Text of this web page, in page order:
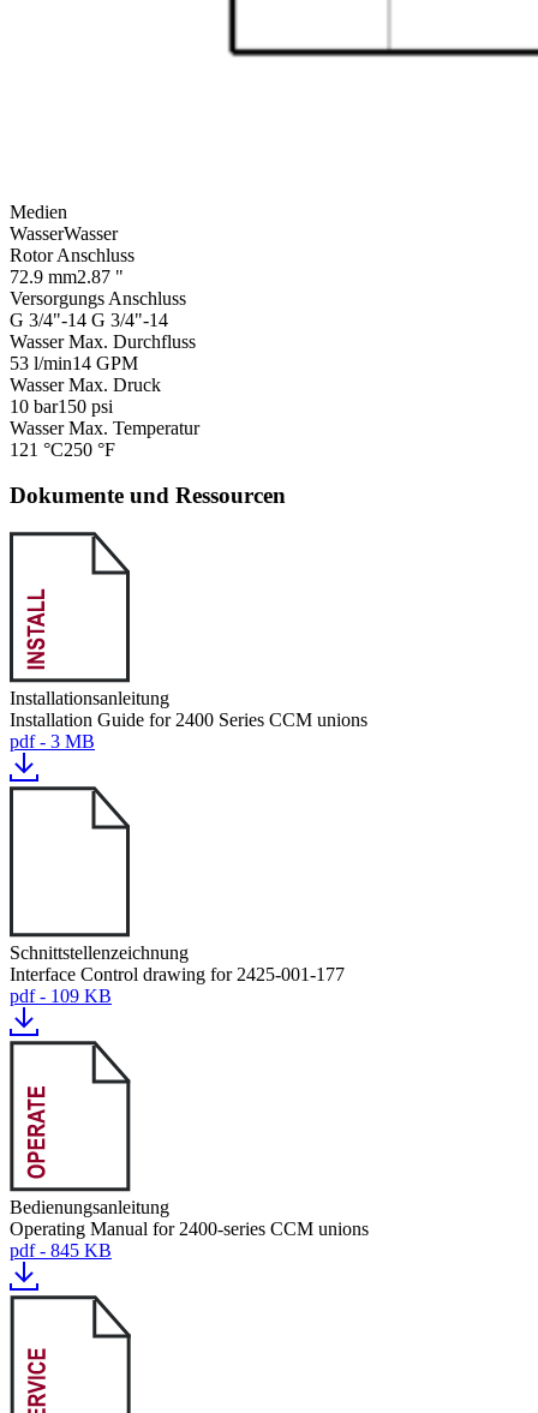
Medien
WasserWasser
Rotor Anschluss
72.9 mm2.87 "
Versorgungs Anschluss
G 3/4"-14 G 3/4"-14
Wasser Max. Durchfluss
53 l/min14 GPM
Wasser Max. Druck
10 bar150 psi
Wasser Max. Temperatur
121 °C250 °F
Dokumente und Ressourcen
Installationsanleitung
Installation Guide for 2400 Series CCM unions
pdf - 3 MB
Schnittstellenzeichnung
Interface Control drawing for 2425-001-177
pdf - 109 KB
Bedienungsanleitung
Operating Manual for 2400-series CCM unions
pdf - 845 KB